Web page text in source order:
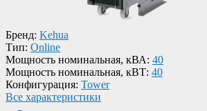
Бренд: Kehua
Тип: Online
Мощность номинальная, кВА: 40
Мощность номинальная, кВТ: 40
Конфигурация: Tower
Все характеристики